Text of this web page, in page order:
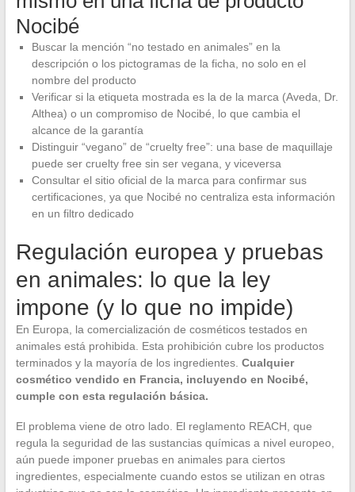
Nocibé
Buscar la mención “no testado en animales” en la
descripción o los pictogramas de la ficha, no solo en el
nombre del producto
Verificar si la etiqueta mostrada es la de la marca (Aveda, Dr.
Althea) o un compromiso de Nocibé, lo que cambia el
alcance de la garantía
Distinguir “vegano” de “cruelty free”: una base de maquillaje
puede ser cruelty free sin ser vegana, y viceversa
Consultar el sitio oficial de la marca para confirmar sus
certificaciones, ya que Nocibé no centraliza esta información
en un filtro dedicado
Regulación europea y pruebas
en animales: lo que la ley
impone (y lo que no impide)
En Europa, la comercialización de cosméticos testados en
animales está prohibida. Esta prohibición cubre los productos
terminados y la mayoría de los ingredientes. Cualquier
cosmético vendido en Francia, incluyendo en Nocibé,
cumple con esta regulación básica.
El problema viene de otro lado. El reglamento REACH, que
regula la seguridad de las sustancias químicas a nivel europeo,
aún puede imponer pruebas en animales para ciertos
ingredientes, especialmente cuando estos se utilizan en otras